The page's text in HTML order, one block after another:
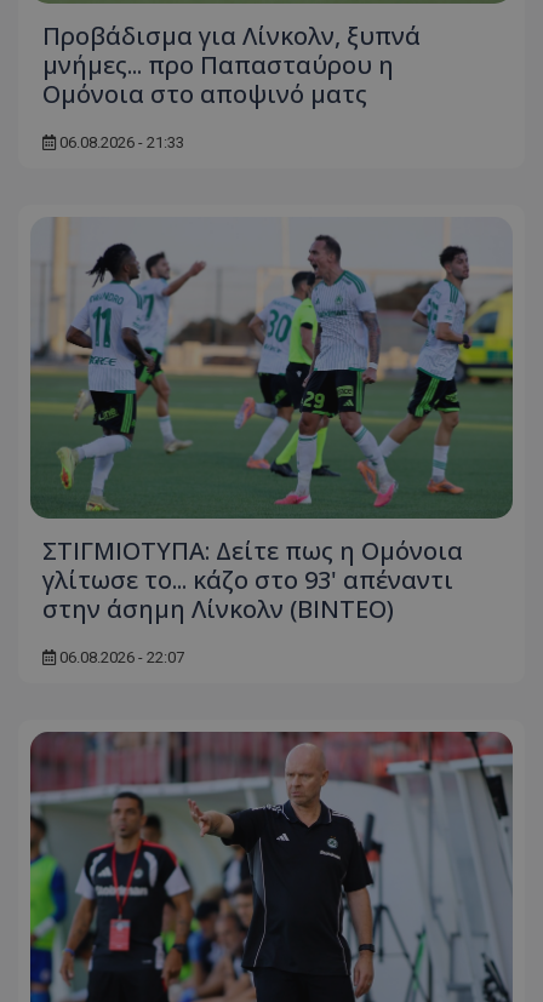
Προβάδισμα για Λίνκολν, ξυπνά
μνήμες... προ Παπασταύρου η
Ομόνοια στο αποψινό ματς
06.08.2026 - 21:33
ΣΤΙΓΜΙΟΤΥΠΑ: Δείτε πως η Ομόνοια
γλίτωσε το... κάζο στο 93' απέναντι
στην άσημη Λίνκολν (ΒΙΝΤΕΟ)
06.08.2026 - 22:07